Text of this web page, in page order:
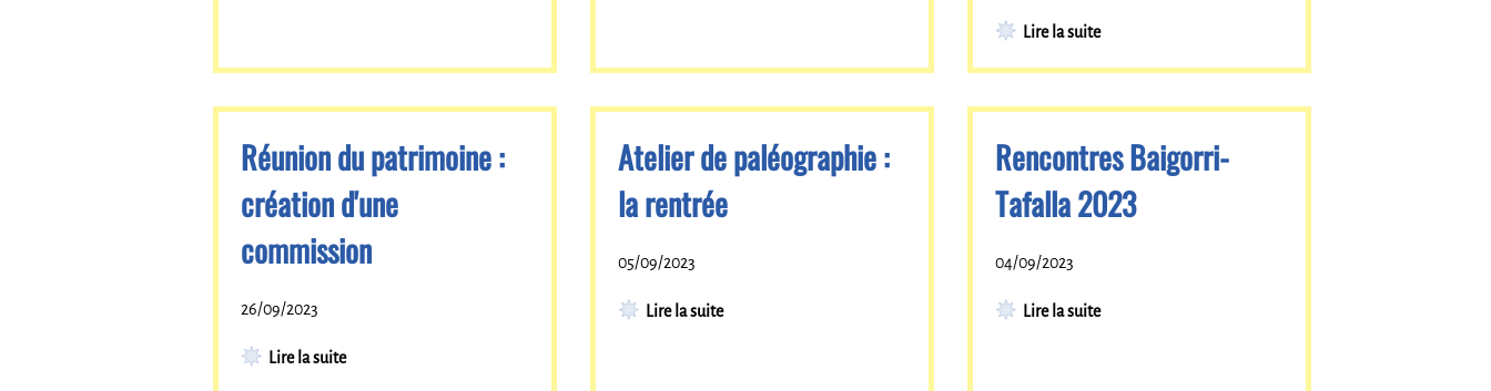
Lire la suite
Réunion du patrimoine :
création d'une
commission
26/09/2023
Lire la suite
Atelier de paléographie :
la rentrée
05/09/2023
Lire la suite
Rencontres Baigorri-
Tafalla 2023
04/09/2023
Lire la suite